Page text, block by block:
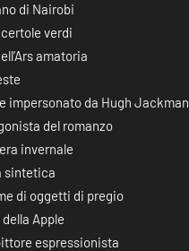
di Nairobi
verdi
amatoria
impersonato da Hugh Jackman
del romanzo
invernale
sintetica
di oggetti di pregio
Apple
espressionista